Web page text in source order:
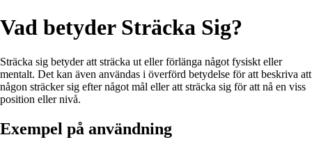
Vad betyder Sträcka Sig?
Sträcka sig betyder att sträcka ut eller förlänga något fysiskt eller
mentalt. Det kan även användas i överförd betydelse för att beskriva att
någon sträcker sig efter något mål eller att sträcka sig för att nå en viss
position eller nivå.
Exempel på användning